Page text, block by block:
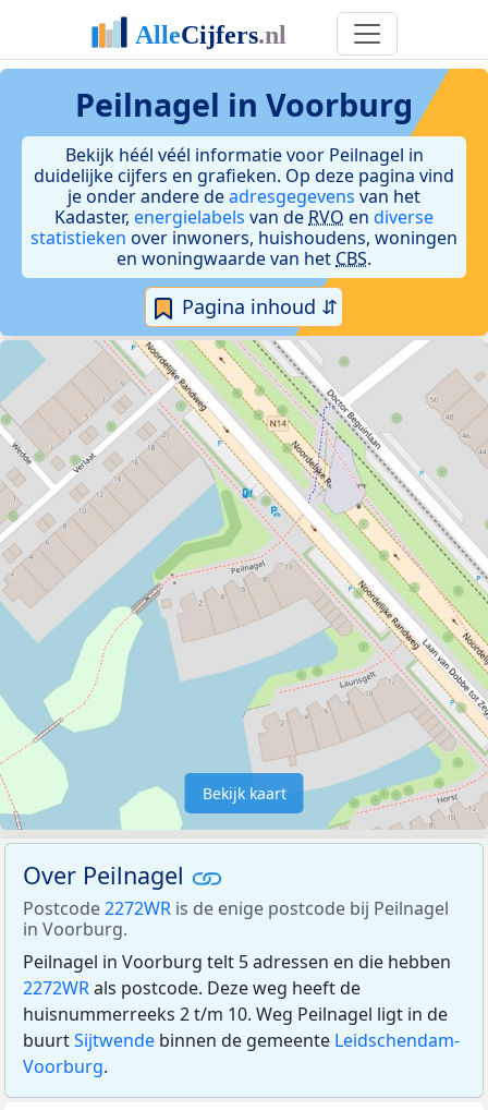
Peilnagel in Voorburg
Bekijk héél véél informatie voor Peilnagel in
duidelijke cijfers en grafieken. Op deze pagina vind
je onder andere deadresgegevens van het
Kadaster, energielabels van de RVO en diverse
statistieken over inwoners, huishoudens, woningen
en woningwaarde van het CBS.
Pagina inhoud ⇵
Bekijk kaart
Over Peilnagel
Postcode2272WR is de enige postcode bij Peilnagel
in Voorburg.
Peilnagel in Voorburg telt 5 adressen en die hebben
2272WRals postcode. Deze weg heeft de
huisnummerreeks 2 t/m 10. Weg Peilnagel ligt in de
buurtSijtwende binnen de gemeente Leidschendam-
Voorburg.